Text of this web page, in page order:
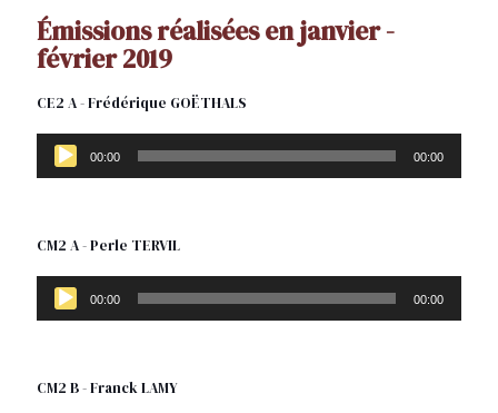
Émissions réalisées en janvier -
février 2019
CE2 A - Frédérique GOËTHALS
Lecteur
audio 00:00 00:00
CM2 A - Perle TERVIL
Lecteur
audio 00:00 00:00
CM2 B - Franck LAMY